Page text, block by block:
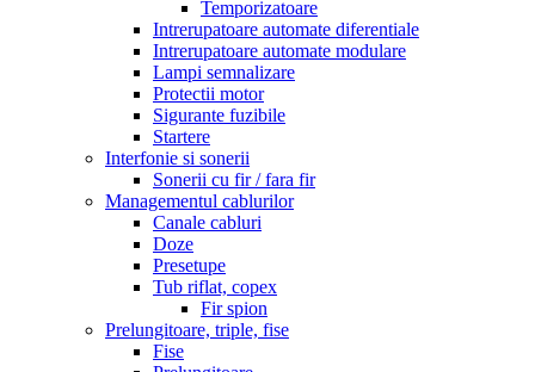
Temporizatoare
Intrerupatoare automate diferentiale
Intrerupatoare automate modulare
Lampi semnalizare
Protectii motor
Sigurante fuzibile
Startere
Interfonie si sonerii
Sonerii cu fir / fara fir
Managementul cablurilor
Canale cabluri
Doze
Presetupe
Tub riflat, copex
Fir spion
Prelungitoare, triple, fise
Fise